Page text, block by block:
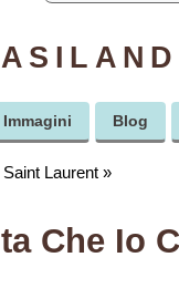
Immagini Blog
Laurent »